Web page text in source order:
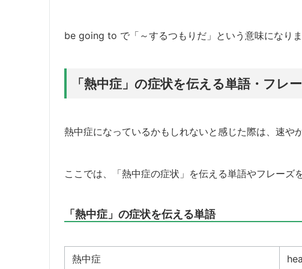
be going to で「～するつもりだ」という意味になりま
「熱中症」の症状を伝える単語・フレ
熱中症になっているかもしれないと感じた際は、速や
ここでは、「熱中症の症状」を伝える単語やフレーズ
「熱中症」の症状を伝える単語
熱中症